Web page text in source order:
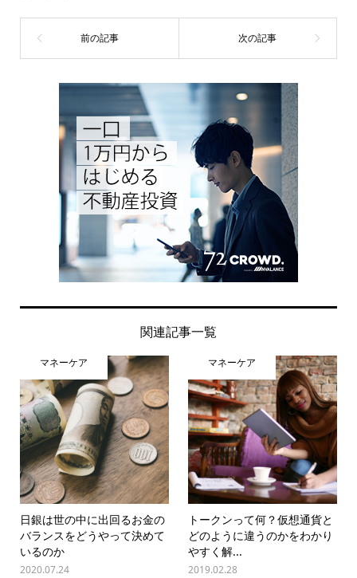
関連記事一覧
マネーケア
日銀は世の中に出回るお金の
バランスをどうやって決めて
いるのか
2020.07.24
マネーケア
トークンって何？仮想通貨と
どのように違うのかをわかり
やすく解...
2019.02.28